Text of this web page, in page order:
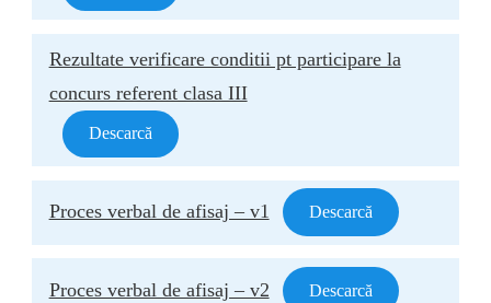
Rezultate verificare conditii pt participare la
concurs referent clasa III
Descarcă
Proces verbal de afisaj – v1 Descarcă
Proces verbal de afisaj – v2 Descarcă